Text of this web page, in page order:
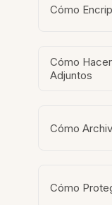
Cómo
Cómo
Adjuntos
Cómo
Cómo